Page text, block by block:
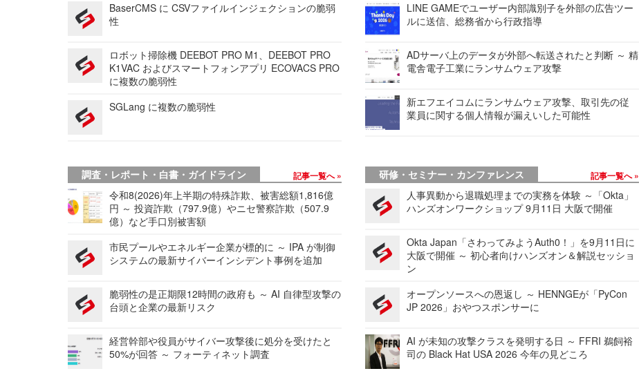
BaserCMS に CSVファイルインジェクションの脆弱
性
ロボット掃除機 DEEBOT PRO M1、DEEBOT PRO
K1VAC およびスマートフォンアプリ ECOVACS PRO
に複数の脆弱性
SGLang に複数の脆弱性
LINE GAMEでユーザー内部識別子を外部の広告ツー
ルに送信、総務省から行政指導
ADサーバ上のデータが外部へ転送されたと判断 ～ 精
電舎電子工業にランサムウェア攻撃
新エフエイコムにランサムウェア攻撃、取引先の従
業員に関する個人情報が漏えいした可能性
調査・レポート・白書・ガイドライン 記事一覧へ
令和8(2026)年上半期の特殊詐欺、被害総額1,816億
円 ～ 投資詐欺（797.9億）やニセ警察詐欺（507.9
億）など手口別被害額
市民プールやエネルギー企業が標的に ～ IPA が制御
システムの最新サイバーインシデント事例を追加
脆弱性の是正期限12時間の政府も ～ AI 自律型攻撃の
台頭と企業の最新リスク
経営幹部や役員がサイバー攻撃後に処分を受けたと
50%が回答 ～ フォーティネット調査
研修・セミナー・カンファレンス 記事一覧へ
人事異動から退職処理までの実務を体験 ～「Okta」
ハンズオンワークショップ 9月11日 大阪で開催
Okta Japan「さわってみようAuth0！」を9月11日に
大阪で開催 ～ 初心者向けハンズオン＆解説セッショ
ン
オープンソースへの恩返し ～ HENNGEが「PyCon
JP 2026」おやつスポンサーに
AI が未知の攻撃クラスを発明する日 ～ FFRI 鵜飼裕
司の Black Hat USA 2026 今年の見どころ